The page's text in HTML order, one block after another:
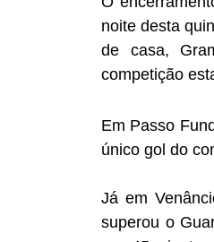
noite desta
de casa,
competição
Em Passo
único gol do
Já em
superou o